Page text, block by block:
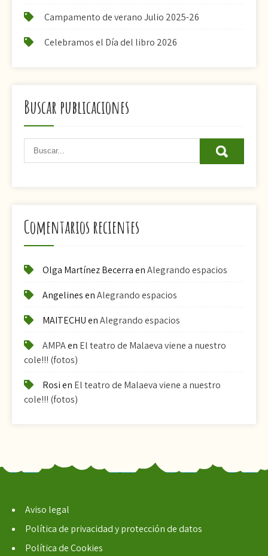
Campamento de verano Julio 2025-26
Celebramos el Día del libro 2026
Buscar publicaciones
Comentarios recientes
Olga Martínez BecerraenAlegrando espacios
AngelinesenAlegrando espacios
MAITECHUenAlegrando espacios
AMPAen El teatro de Malaeva viene a nuestro
cole!!! (fotos)
Rosien El teatro de Malaeva viene a nuestro
cole!!! (fotos)
Aviso legal
Política de privacidad y protección de datos
Política de Cookies